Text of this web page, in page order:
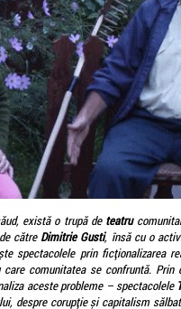
există o trupă de teatru
către Dimitrie Gusti, însă cu o
spectacolele prin ficționalizarea
comunitatea se confruntă.
aceste probleme – spectacolele
despre corupție și capitalism